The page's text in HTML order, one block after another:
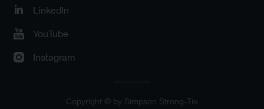
LinkedIn
YouTube
Instagram
Copyright © by Simpson Strong-Tie